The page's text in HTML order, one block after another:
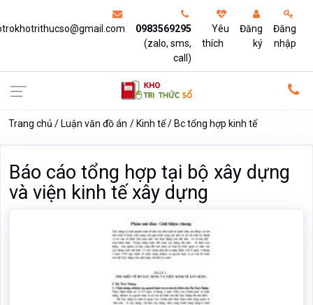
0983569295
(zalo, sms,
call)
Yêu
thích
Đăng
ký
Đăng
nhập
Trang chủ Luận văn đồ án Kinh tế Bc tổng hợp kinh tế
Báo cáo tổng hợp tại bộ xây dựng
và viện kinh tế xây dựng